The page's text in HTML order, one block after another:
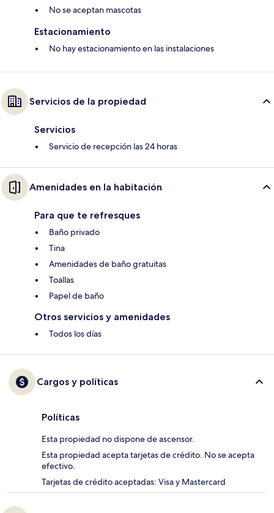
No se aceptan mascotas
Estacionamiento
No hay estacionamiento en las instalaciones
Servicios de la propiedad
Servicios
Servicio de recepción las 24 horas
Amenidades en la habitación
Para que te refresques
Baño privado
Tina
Amenidades de baño gratuitas
Toallas
Papel de baño
Otros servicios y amenidades
Todos los días
Cargos y políticas
Políticas
Esta propiedad no dispone de ascensor.
Esta propiedad acepta tarjetas de crédito. No se acepta
efectivo.
Tarjetas de crédito aceptadas: Visa y Mastercard